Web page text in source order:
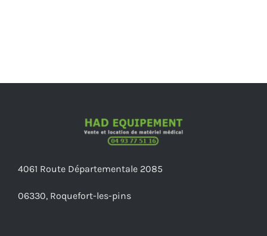
4061 Route Départementale 2085
06330, Roquefort-les-pins